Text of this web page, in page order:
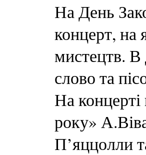
На День
концерт, на
мистецтв. В
слово та
На
року»
П’яццолли